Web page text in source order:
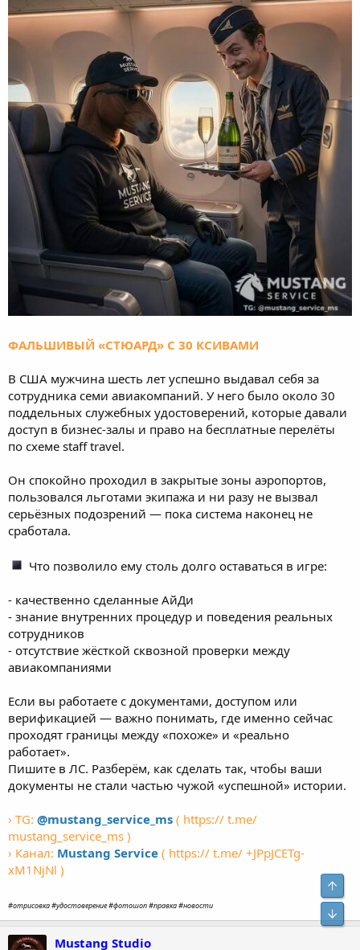
ФАЛЬШИВЫЙ «СТЮАРД» С 30 КСИВАМИ
В США мужчина шесть лет успешно выдавал себя за
сотрудника семи авиакомпаний. У него было около 30
поддельных служебных удостоверений, которые давали
доступ в бизнес-залы и право на бесплатные перелёты
по схеме staff travel.
Он спокойно проходил в закрытые зоны аэропортов,
пользовался льготами экипажа и ни разу не вызвал
серьёзных подозрений — пока система наконец не
сработала.
Что позволило ему столь долго оставаться в игре:
- качественно сделанные АйДи
- знание внутренних процедур и поведения реальных
сотрудников
- отсутствие жёсткой сквозной проверки между
авиакомпаниями
Если вы работаете с документами, доступом или
верификацией — важно понимать, где именно сейчас
проходят границы между «похоже» и «реально
работает».
Пишите в ЛС. Разберём, как сделать так, чтобы ваши
документы не стали частью чужой «успешной» истории.
› TG: @mustang_service_ms ( https:// t.me/
mustang_service_ms )
› Канал: Mustang Service ( https:// t.me/ +JPpJCETg-
xM1NjNl )
#отрисовка #удостоверение #фотошоп #правка #новости
Mustang Studio